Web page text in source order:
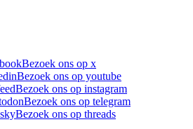
Bezoek ons op x
Bezoek ons op youtube
Bezoek ons op instagram
Bezoek ons op telegram
Bezoek ons op threads